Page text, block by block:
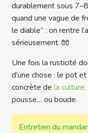
durablement sous
quand une vague de
le diable” : on rentre
sérieusement. 🧤
Une fois la rusticité
d’une chose : le pot
concrète de la
pousse… ou boude.
Entretien du